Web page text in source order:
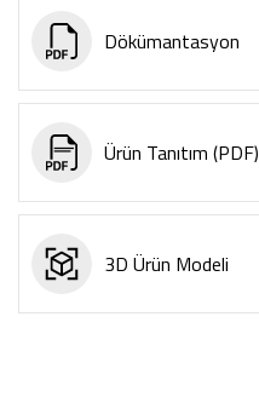
Dökümantasyon
Ürün Tanıtım (PDF)
3D Ürün Modeli